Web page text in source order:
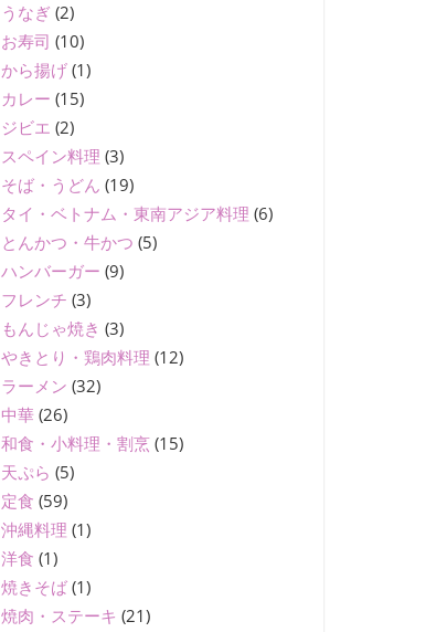
うなぎ (2)
お寿司 (10)
から揚げ (1)
カレー (15)
ジビエ (2)
スペイン料理 (3)
そば・うどん (19)
タイ・ベトナム・東南アジア料理 (6)
とんかつ・牛かつ (5)
ハンバーガー (9)
フレンチ (3)
もんじゃ焼き (3)
やきとり・鶏肉料理 (12)
ラーメン (32)
中華 (26)
和食・小料理・割烹 (15)
天ぷら (5)
定食 (59)
沖縄料理 (1)
洋食 (1)
焼きそば (1)
焼肉・ステーキ (21)